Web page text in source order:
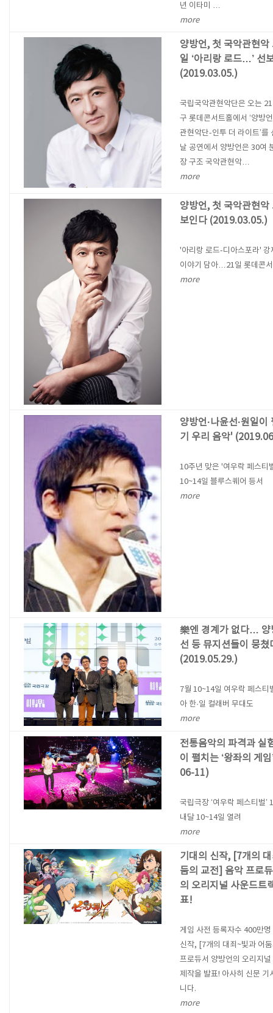
년 이타미 …
more
양방언, 첫 국악관현악
일 ‘아리랑 로드…’ 선
(2019.03.05.)
국립국악관현악단은 오는
구 롯데콘서트홀에서 ‘양방
관현악단-인투 더 라이트’를
날 공연에서 양방언은 30여
장 구조 국악관현악…
more
양방언, 첫 국악관현악
보인다 (2019.03.05.)
'아리랑 로드-디아스포라' 강
이야기 담아…21일 롯데콘
more
양방언·나윤선·원일이
기 우리 음악'
10주년 맞은 '여우락 페스티
10~14일 블루스퀘어 등서
more
樂엔 경계가 없다… 양
선 등 뮤지션들이 뭉쳤
(2019.05.29.)
7월 10~14일 여우락 페스
아 한·일 컬래버 무대도
more
전통음악의 파격과 실
이 펼치는 ‘왕좌의 게
06-11)
국립극장 ‘여우락 페스티벌’
내달 10~14일 열려
more
기대의 신작, [7개의
둠의 교전] 음악 프로
의 오리지널 사운드트
표!
게임 사전 등록자수 400만
신작, [7개의 대죄~빛과 어
프로듀서 양방언의 오리지
제작을 발표! 아사히 신문 기
니다.
more